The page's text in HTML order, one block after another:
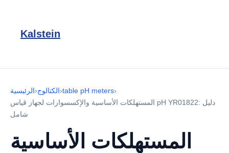
Kalstein
الرئيسية›الكتالوج›table pH meters›
المستهلكات الأساسية والإكسسوارات لجهاز قياس pH YR01822: دليل
شامل
المستهلكات الأساسية